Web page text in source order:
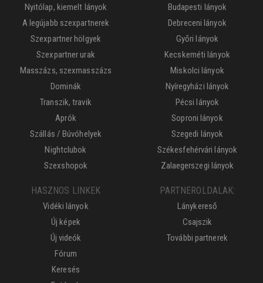
Nyitólap, kiemelt lányok
A legújabb szexpartnerek
Szexpartner hölgyek
Szexpartner urak
Masszázs, szexmasszázs
Dominák
Transzik, travik
Aprók
Szállás / Búvóhelyek
Nightclubok
Szexshopok
Budapesti lányok
Debreceni lányok
Győri lányok
Kecskeméti lányok
Miskolci lányok
Nyíregyházi lányok
Pécsi lányok
Soproni lányok
Szegedi lányok
Székesfehérvári lányok
Zalaegerszegi lányok
HASZNOS LINKEK
Vidéki lányok
Új képek
Új videók
Fórum
Keresés
PARTNEROLDALAK:
Lánykereső
Csajszik
További partnerek